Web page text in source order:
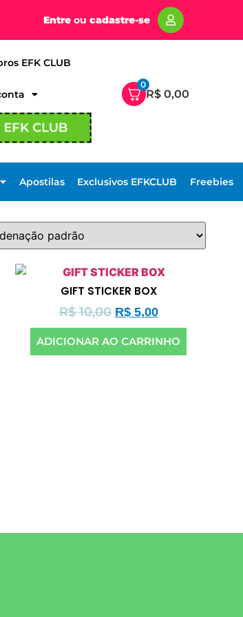
Entre oucadastre-se
EFK CLUB
CLUB
0
R$ 0,00
Apostilas Exclusivos EFKCLUB Freebies
GIFT STICKER BOX
R$10,00 R$5,00
ADICIONAR AO CARRINHO